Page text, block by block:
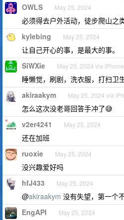
OWLS May 25, 2024
必须得去户外活动，徒步爬山之
kylebing May 25, 2024
让自己开心的事，是最大的事。
SiWXie May 25, 2024 via iPhone
睡懒觉，刷剧，洗衣服，打扫卫
akiraakym May 25, 2024 via
怎么这次没老哥回答手冲了😅
v2er4241 May 25, 2024
还在加班
ruoxie May 25, 2024
没兴趣爱好吗
hfJ433 May 25, 2024
@akiraakym 没有失望，第一个
EngAPI May 25, 2024